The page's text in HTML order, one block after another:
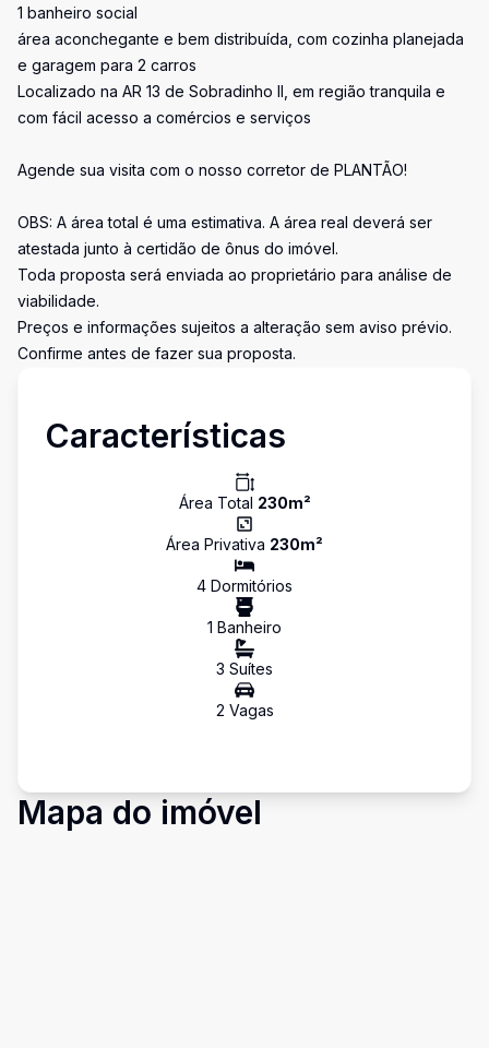
1 banheiro social
área aconchegante e bem distribuída, com cozinha planejada
e garagem para 2 carros
Localizado na AR 13 de Sobradinho II, em região tranquila e
com fácil acesso a comércios e serviços
Agende sua visita com o nosso corretor de PLANTÃO!
OBS: A área total é uma estimativa. A área real deverá ser
atestada junto à certidão de ônus do imóvel.
Toda proposta será enviada ao proprietário para análise de
viabilidade.
Preços e informações sujeitos a alteração sem aviso prévio.
Confirme antes de fazer sua proposta.
Características
Área Total 230m²
Área Privativa 230m²
4 Dormitórios
1 Banheiro
3 Suítes
2 Vagas
Mapa do imóvel